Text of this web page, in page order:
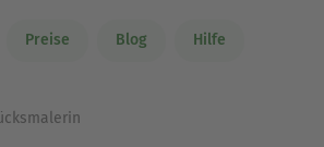
Preise Blog Hilfe